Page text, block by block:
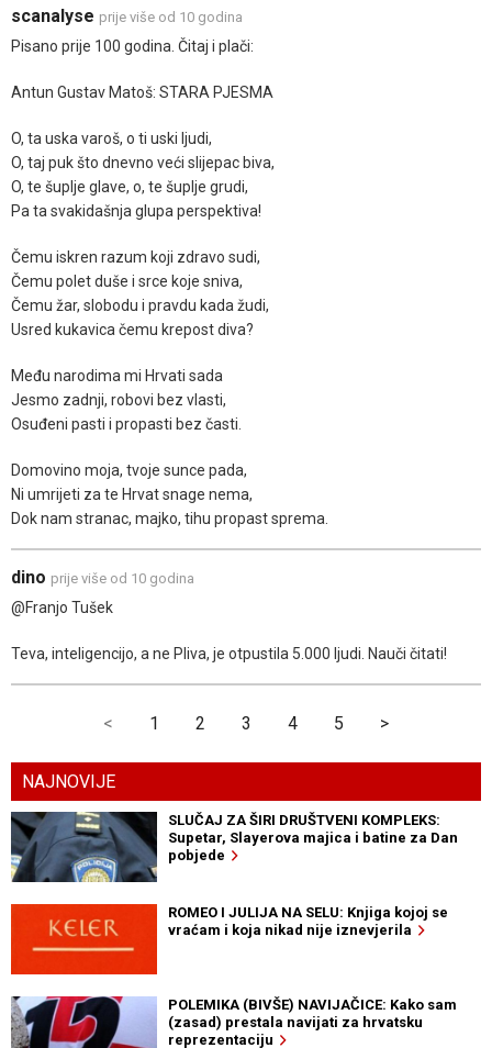
scanalyse prije više od 10 godina
Pisano prije 100 godina. Čitaj i plači:
Antun Gustav Matoš: STARA PJESMA
O, ta uska varoš, o ti uski ljudi,
O, taj puk što dnevno veći slijepac biva,
O, te šuplje glave, o, te šuplje grudi,
Pa ta svakidašnja glupa perspektiva!
Čemu iskren razum koji zdravo sudi,
Čemu polet duše i srce koje sniva,
Čemu žar, slobodu i pravdu kada žudi,
Usred kukavica čemu krepost diva?
Među narodima mi Hrvati sada
Jesmo zadnji, robovi bez vlasti,
Osuđeni pasti i propasti bez časti.
Domovino moja, tvoje sunce pada,
Ni umrijeti za te Hrvat snage nema,
Dok nam stranac, majko, tihu propast sprema.
dino prije više od 10 godina
@Franjo Tušek
Teva, inteligencijo, a ne Pliva, je otpustila 5.000 ljudi. Nauči čitati!
< 1 2 3 4 5 >
NAJNOVIJE
SLUČAJ ZA ŠIRI DRUŠTVENI KOMPLEKS:
Supetar, Slayerova majica i batine za Dan
pobjede
ROMEO I JULIJA NA SELU: Knjiga kojoj se
vraćam i koja nikad nije iznevjerila
POLEMIKA (BIVŠE) NAVIJAČICE: Kako sam
(zasad) prestala navijati za hrvatsku
reprezentaciju